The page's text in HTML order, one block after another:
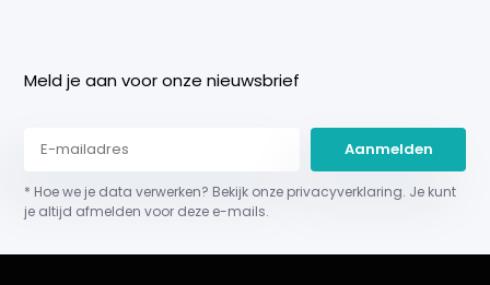
Meld je aan voor onze nieuwsbrief
Aanmelden
* Hoe we je data verwerken? Bekijk onze privacyverklaring. Je kunt
je altijd afmelden voor deze e-mails.